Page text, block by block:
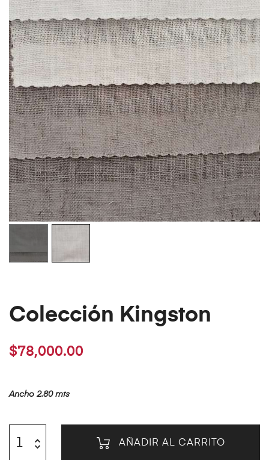
Colección Kingston
$78,000.00
Ancho 2.80 mts
AÑADIR AL CARRITO